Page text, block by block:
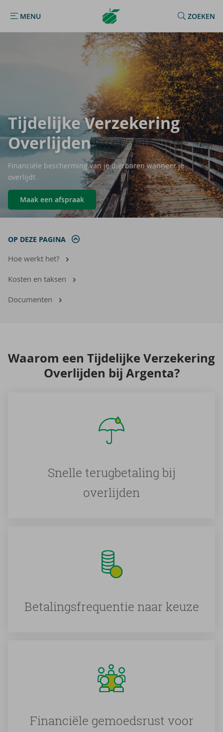
MENU
MENU
Argenta
Homepage
ZOEKEN
Tij­de­lij­ke Ver­ze­ke­ring
Over­lij­den
Financiële bescherming van je dierbaren wanneer je
overlijdt
Maak een afspraak
OP DEZE PAGINA
Hoe werkt het?
Kosten en taksen
Documenten
Waar­om een Tij­de­lij­ke Ver­ze­ke­ring
Over­lij­den bij Argenta?
Snelle terugbetaling bij
overlijden
Betalingsfrequentie naar keuze
Financiële gemoedsrust voor